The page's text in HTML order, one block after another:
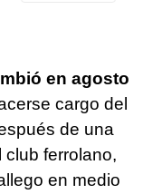
en agosto
cargo del
de una
ferrolano,
en medio